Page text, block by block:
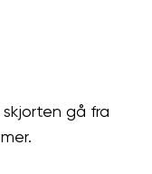
gå fra